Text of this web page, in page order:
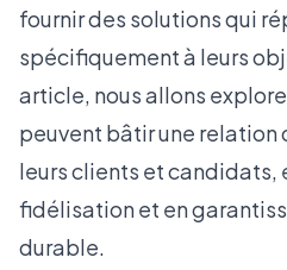
fournir des solutions qui
spécifiquement à leurs
article, nous allons
peuvent bâtir une relation
leurs clients et candidats,
fidélisation et en
durable.